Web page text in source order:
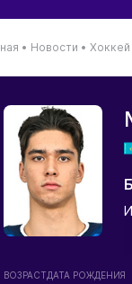
• Новости • Хоккей
ВОЗРАСТДАТА РОЖДЕНИЯ